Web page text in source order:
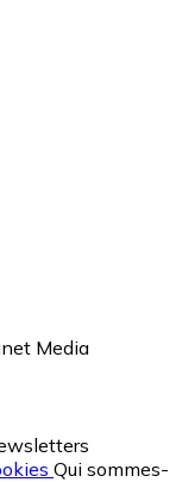
Media
Qui sommes-